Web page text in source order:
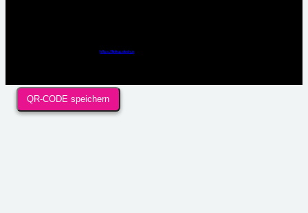
https://linkup.design
QR-CODE speichern